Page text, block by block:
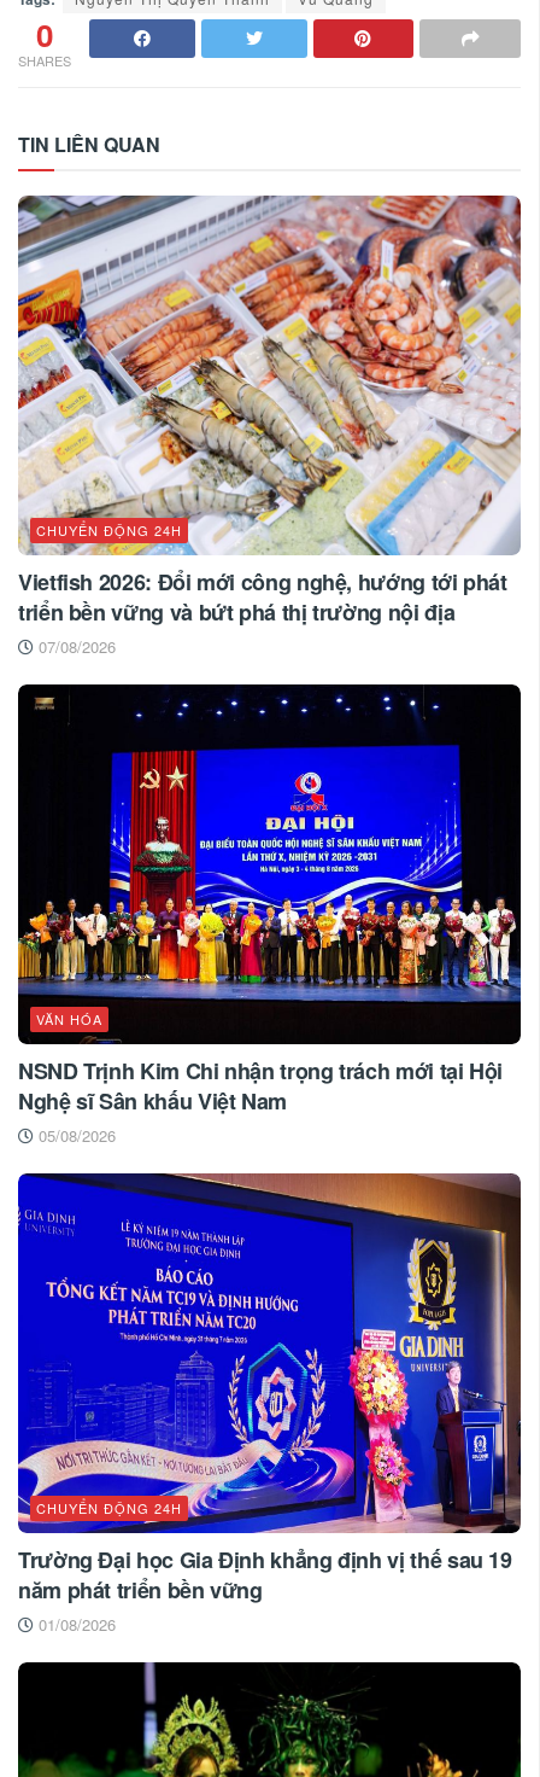
0
SHARES
TIN LIÊN QUAN
CHUYỂN ĐỘNG 24H
Vietfish 2026: Đổi mới công nghệ, hướng tới phát
triển bền vững và bứt phá thị trường nội địa
07/08/2026
VĂN HÓA
NSND Trịnh Kim Chi nhận trọng trách mới tại Hội
Nghệ sĩ Sân khấu Việt Nam
05/08/2026
CHUYỂN ĐỘNG 24H
Trường Đại học Gia Định khẳng định vị thế sau 19
năm phát triển bền vững
01/08/2026